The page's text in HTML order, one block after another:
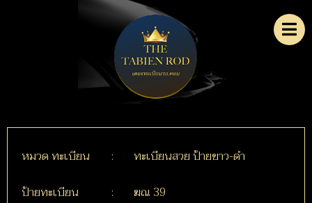
หมวด ทะเบียน :
ทะเบียนสวย ป้ายขาว-ดำ
ป้ายทะเบียน
:
ฆณ 39